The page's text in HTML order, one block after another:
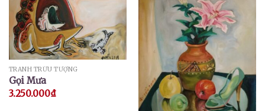
TRANH TRỪU TƯỢNG
Gọi Mưa
3.250.000₫